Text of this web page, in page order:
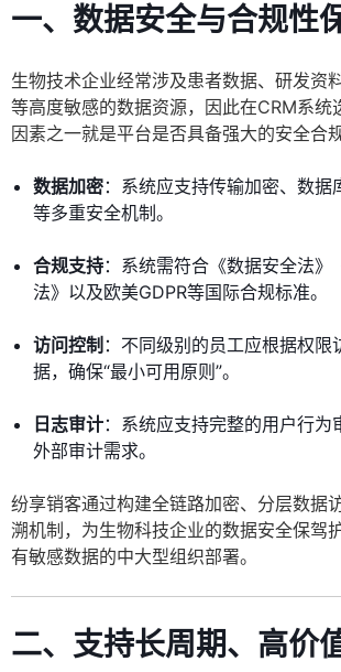
一、数据安全与合规性
生物技术企业经常涉及患者数据、研发资
等高度敏感的数据资源，因此在CRM系统
因素之一就是平台是否具备强大的安全合规
数据加密：系统应支持传输加密、数据
等多重安全机制。
合规支持：系统需符合《数据安全法》
法》以及欧美GDPR等国际合规标准。
访问控制 ：不同级别的员工应根据权限
据，确保“最小可用原则”。
日志审计：系统应支持完整的用户行为
外部审计需求。
纷享销客通过构建全链路加密、分层数据
溯机制，为生物科技企业的数据安全保驾
有敏感数据的中大型组织部署。
二、支持长周期、高价